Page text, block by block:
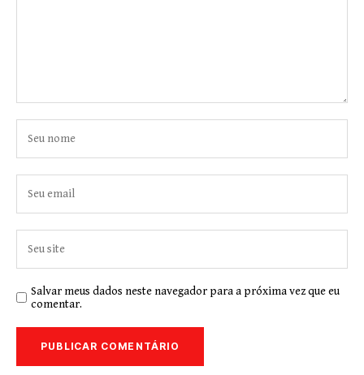
Salvar meus dados neste navegador para a próxima vez que eu
comentar.